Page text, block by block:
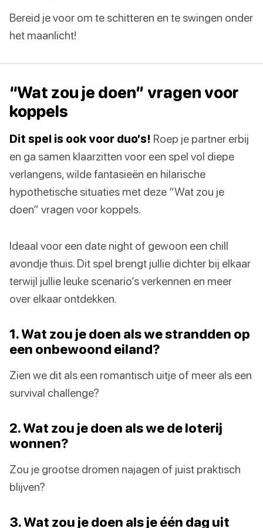
Bereid je voor om te schitteren en te swingen onder
het maanlicht!
“Wat zou je doen” vragen voor
koppels
Dit spel is ook voor duo’s! Roep je partner erbij
en ga samen klaarzitten voor een spel vol diepe
verlangens, wilde fantasieën en hilarische
hypothetische situaties met deze “Wat zou je
doen” vragen voor koppels.
Ideaal voor een date night of gewoon een chill
avondje thuis. Dit spel brengt jullie dichter bij elkaar
terwijl jullie leuke scenario’s verkennen en meer
over elkaar ontdekken.
1. Wat zou je doen als we strandden op
een onbewoond eiland?
Zien we dit als een romantisch uitje of meer als een
survival challenge?
2. Wat zou je doen als we de loterij
wonnen?
Zou je grootse dromen najagen of juist praktisch
blijven?
3. Wat zou je doen als je één dag uit